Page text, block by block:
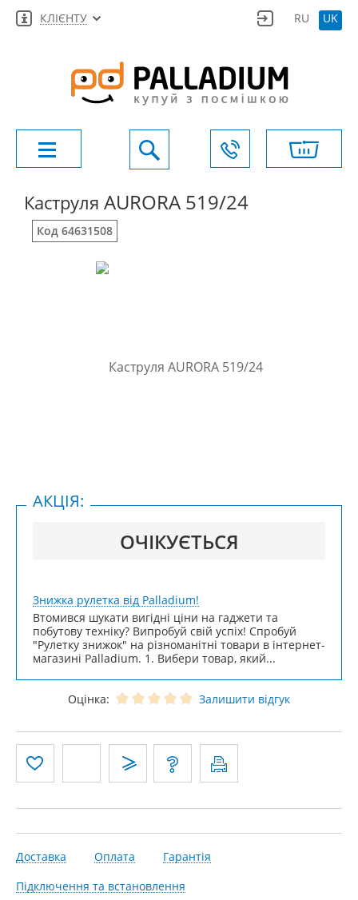
КЛІЄНТУ RU UK
Каструля AURORA 519/24
Код 64631508
ОЧІКУЄТЬСЯ
АКЦІЯ:
Знижка рулетка від Palladium!
Втомився шукати вигідні ціни на гаджети та
побутову техніку? Випробуй свій успіх! Спробуй
"Рулетку знижок" на різноманітні товари в інтернет-
магазині Palladium. 1. Вибери товар, який...
Оцінка: Залишити відгук
Доставка Оплата
Гарантія
Підключення та встановлення